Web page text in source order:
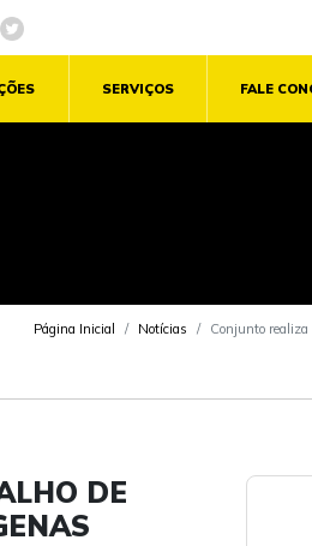
SERVIÇOS FALE
Página Inicial Notícias Conjunto realiza
DE